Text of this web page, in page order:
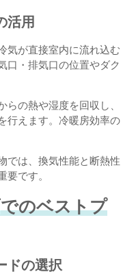
活用
気が直接室内に流れ込む
口・排気口の位置やダク
らの熱や湿度を回収し、
行えます。冷暖房効率の
では、換気性能と断熱性
要です。
のベストプ
ドの選択